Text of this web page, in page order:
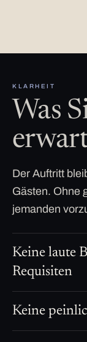
KLARHEIT
Was
Der Auftritt
Gästen. Ohne
jemanden
Keine laute
Requisiten
Keine